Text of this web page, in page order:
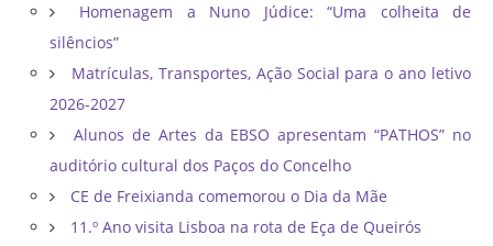
Homenagem a Nuno Júdice: “Uma colheita de
silêncios”
Matrículas, Transportes, Ação Social para o ano letivo
2026-2027
Alunos de Artes da EBSO apresentam “PATHOS” no
auditório cultural dos Paços do Concelho
CE de Freixianda comemorou o Dia da Mãe
11.º Ano visita Lisboa na rota de Eça de Queirós